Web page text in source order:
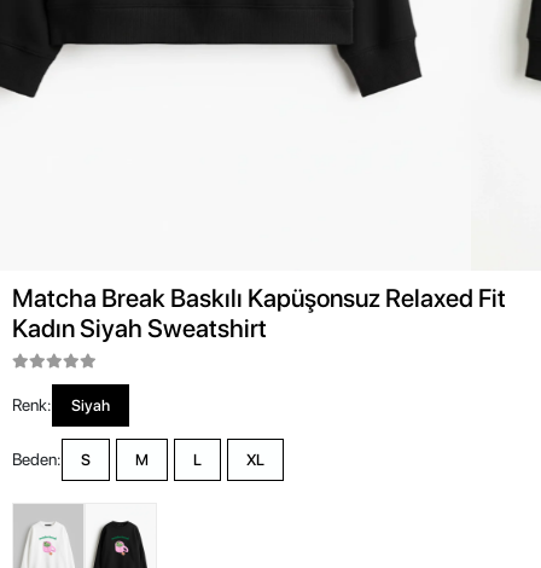
Matcha Break Baskılı Kapüşonsuz Relaxed Fit
Kadın Siyah Sweatshirt
Renk: Siyah
Beden: S M L XL